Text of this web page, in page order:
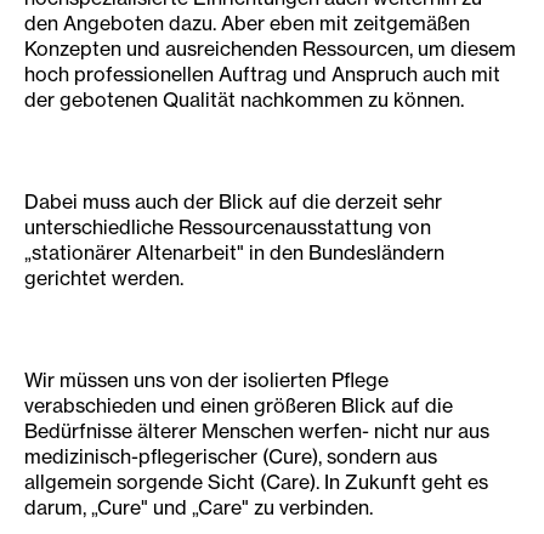
den Angeboten dazu. Aber eben mit zeitgemäßen
Konzepten und ausreichenden Ressourcen, um diesem
hoch professionellen Auftrag und Anspruch auch mit
der gebotenen Qualität nachkommen zu können.
Dabei muss auch der Blick auf die derzeit sehr
unterschiedliche Ressourcenausstattung von
„stationärer Altenarbeit" in den Bundesländern
gerichtet werden.
Wir müssen uns von der isolierten Pflege
verabschieden und einen größeren Blick auf die
Bedürfnisse älterer Menschen werfen- nicht nur aus
medizinisch-pflegerischer (Cure), sondern aus
allgemein sorgende Sicht (Care). In Zukunft geht es
darum, „Cure" und „Care" zu verbinden.